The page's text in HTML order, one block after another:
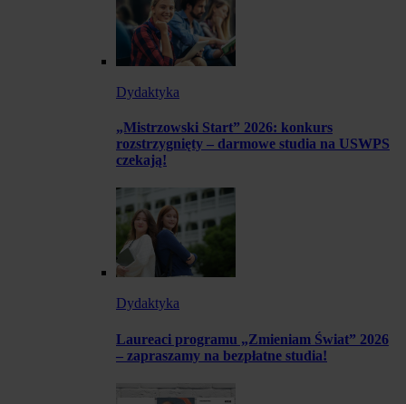
Dydaktyka
„Mistrzowski Start” 2026: konkurs
rozstrzygnięty – darmowe studia na USWPS
czekają!
Dydaktyka
Laureaci programu „Zmieniam Świat” 2026
– zapraszamy na bezpłatne studia!